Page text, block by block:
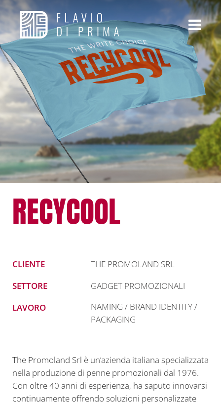
RECYCOOL
CLIENTE
THE PROMOLAND SRL
SETTORE
GADGET PROMOZIONALI
LAVORO
NAMING / BRAND IDENTITY /
PACKAGING
The Promoland Srl è un’azienda italiana specializzata
nella produzione di penne promozionali dal 1976.
Con oltre 40 anni di esperienza, ha saputo innovarsi
continuamente offrendo soluzioni personalizzate